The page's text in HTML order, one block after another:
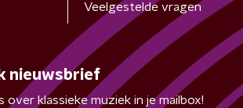
Veelgestelde vragen
nieuwsbrief
over klassieke muziek in je mailbox!